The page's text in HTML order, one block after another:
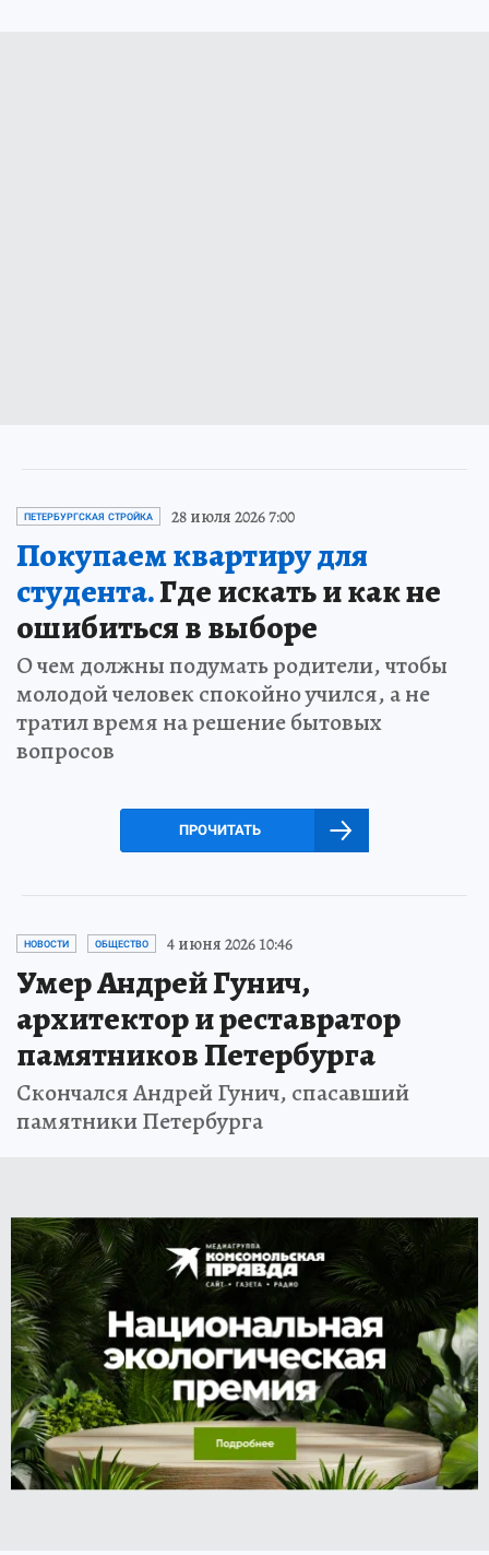
ПЕТЕРБУРГСКАЯ СТРОЙКА 28 июля 2026 7:00
Покупаем квартиру для
студента.Где искать и как не
ошибиться в выборе
О чем должны подумать родители, чтобы
молодой человек спокойно учился, а не
тратил время на решение бытовых
вопросов
ПРОЧИТАТЬ
НОВОСТИ ОБЩЕСТВО 4 июня 2026 10:46
Умер Андрей Гунич,
архитектор и реставратор
памятников Петербурга
Скончался Андрей Гунич, спасавший
памятники Петербурга